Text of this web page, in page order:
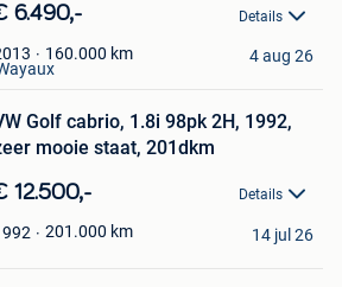
6.490,- Details
160.000 km 4 aug 26
Golf cabrio, 1.8i 98pk 2H, 1992,
mooie staat, 201dkm
12.500,- Details
201.000 km 14 jul 26